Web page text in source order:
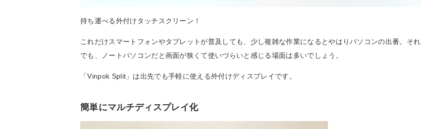
持ち運べる外付けタッチスクリーン！
これだけスマートフォンやタブレットが普及しても、少し複雑な作業になるとやはりパソコンの出番。それ
でも、ノートパソコンだと画面が狭くて使いづらいと感じる場面は多いでしょう。
「Vinpok Split」は出先でも手軽に使える外付けディスプレイです。
簡単にマルチディスプレイ化